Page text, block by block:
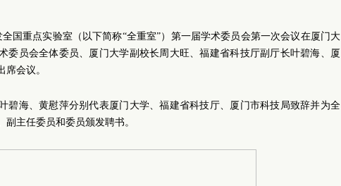
国重点实验室（以下简称“全重室”）第一届学术委员会第一次会议在厦门大
委员会全体委员、厦门大学副校长周大旺、福建省科技厅副厅长叶碧海、厦
席会议。
碧海、黄慰萍分别代表厦门大学、福建省科技厅、厦门市科技局致辞并为全
主任委员和委员颁发聘书。